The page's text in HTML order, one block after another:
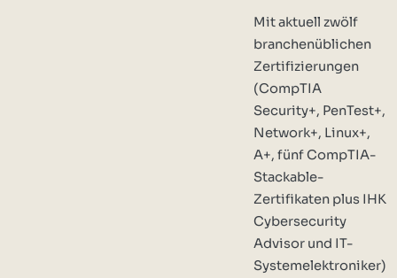
Mit aktuell zwölf
branchenüblichen
Zertifizierungen
(CompTIA
Security+, PenTest+,
Network+, Linux+,
A+, fünf CompTIA-
Stackable-
Zertifikaten plus IHK
Cybersecurity
Advisor und IT-
Systemelektroniker)